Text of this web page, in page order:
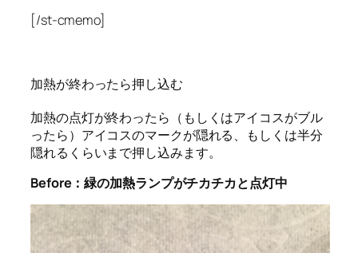
[/st-cmemo]
加熱が終わったら押し込む
加熱の点灯が終わったら（もしくはアイコスがブル
ったら）アイコスのマークが隠れる、もしくは半分
隠れるくらいまで押し込みます。
Before：緑の加熱ランプがチカチカと点灯中